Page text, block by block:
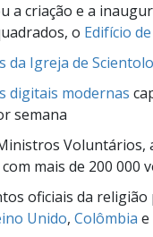
a criação e a
o Edifício
da Igreja de
digitais modernas
semana
Voluntários,
mais de 200 000
oficiais da
Unido, Colômbia e